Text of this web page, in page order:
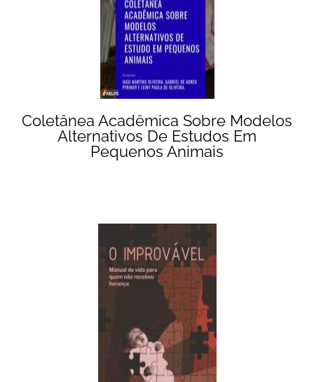
Coletânea Acadêmica Sobre Modelos
Alternativos De Estudos Em
Pequenos Animais